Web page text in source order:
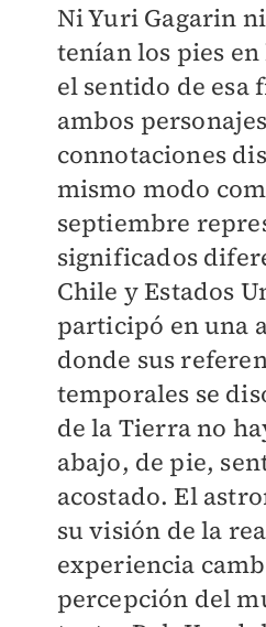
Ni Yuri Gagarin
tenían los pies
el sentido de esa
ambos
connotaciones
mismo modo
septiembre
significados
Chile y Estados
participó en una
donde sus
temporales se
de la Tierra no
abajo, de pie,
acostado. El
su visión de la
experiencia
percepción del